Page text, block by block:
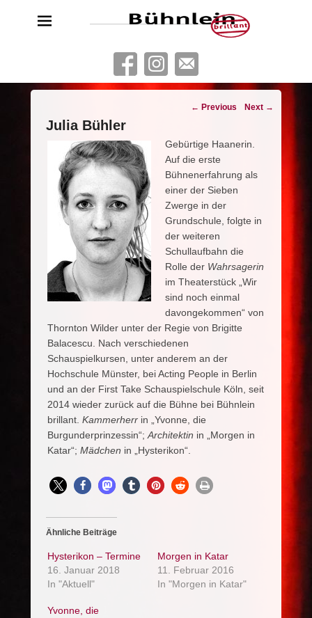
Bühnlein brillant
Freies Schauspielensemble aus Köln
Post
← Previous Next →
Julia Bühler
Gebürtige Haanerin.
Auf die erste
Bühnenerfahrung als
einer der Sieben
Zwerge in der
Grundschule, folgte in
der weiteren
Schullaufbahn die
Rolle der Wahrsagerin
im Theaterstück „Wir
sind noch einmal
davongekommen“ von
Thornton Wilder unter der Regie von Brigitte
Balacescu. Nach verschiedenen
Schauspielkursen, unter anderem an der
Hochschule Münster, bei Acting People in Berlin
und an der First Take Schauspielschule Köln, seit
2014 wieder zurück auf die Bühne bei Bühnlein
brillant. Kammerherr in „Yvonne, die
Burgunderprinzessin“; Architektin in „Morgen in
Katar“; Mädchen in „Hysterikon“.
Ähnliche Beiträge
Hysterikon – Termine
16. Januar 2018
In "Aktuell"
Morgen in Katar
11. Februar 2016
In "Morgen in Katar"
Yvonne, die